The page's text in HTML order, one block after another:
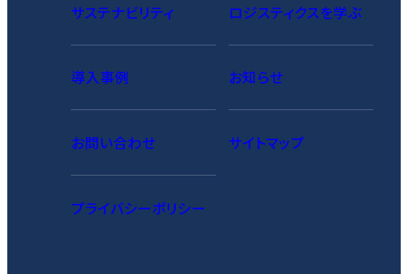
サステナビリティ ロジスティクスを学ぶ
導入事例 お知らせ
お問い合わせ サイトマップ
プライバシーポリシー